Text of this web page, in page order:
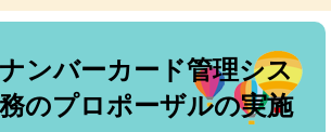
ンバーカード管理シス
のプロポーザルの実施